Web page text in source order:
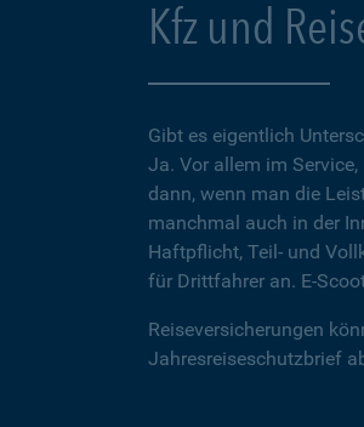
Kfz und
Gibt es eigentlich
Ja. Vor allem im
dann, wenn man die
manchmal auch in der
Haftpflicht, Teil- und
für Drittfahrer an. E-
Reiseversicherungen
Jahresreiseschutzbrief